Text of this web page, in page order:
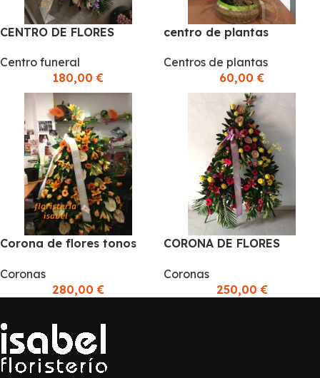
CENTRO DE FLORES
Centro funeral
180,00€
centro de plantas
Centros de plantas
60,00€
Corona de flores tonos
rosados
Coronas
280,00€
CORONA DE FLORES
ROSADOS Y AMARILLOS
Coronas
250,00€